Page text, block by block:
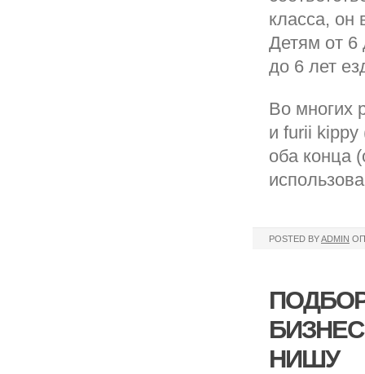
класса, он
Детям от 6
до 6 лет
Во многих
и furii kippy
оба конца
POSTED BYADMIN
НИШУ